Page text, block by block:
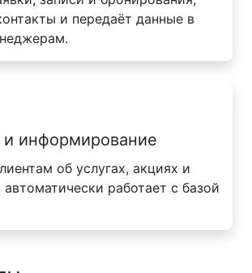
и передаёт данные в
информирование
об услугах, акциях и
автоматически работает с базой